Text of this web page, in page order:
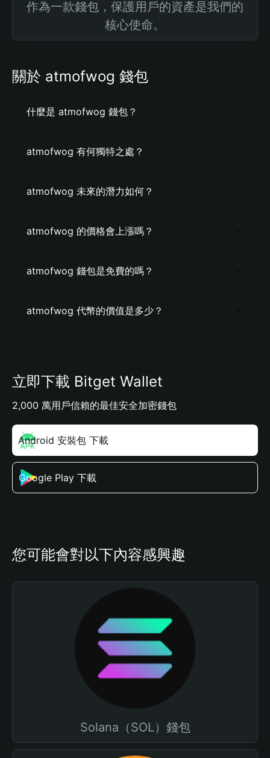
作為一款錢包，保護用戶的資產是我們的
核心使命。
關於 atmofwog 錢包
什麼是 atmofwog 錢包？
atmofwog 有何獨特之處？
atmofwog 未來的潛力如何？
atmofwog 的價格會上漲嗎？
atmofwog 錢包是免費的嗎？
atmofwog 代幣的價值是多少？
立即下載 Bitget Wallet
2,000 萬用戶信賴的最佳安全加密錢包
Android 安裝包 下載
Google Play 下載
您可能會對以下內容感興趣
Solana（SOL）錢包